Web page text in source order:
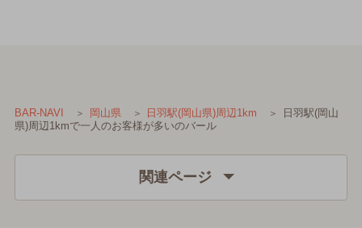
BAR-NAVI 岡山県 日羽駅(岡山県)周辺1km
日羽駅(岡山
県)周辺1kmで一人のお客様が多いのバール
関連ページ